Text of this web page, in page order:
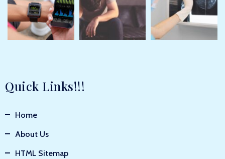
Quick Links!!!
Home
About Us
HTML Sitemap